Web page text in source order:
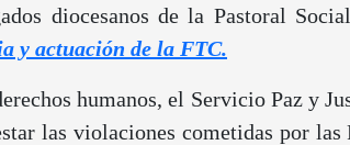
diocesanos de la Pastoral
y actuación de la FTC.
humanos, el Servicio Paz y
las violaciones cometidas por